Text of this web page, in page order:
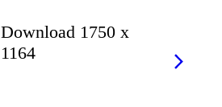
Download 1750 x
1164